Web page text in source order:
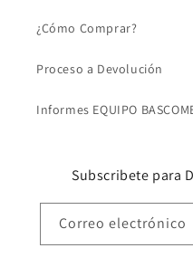
¿Cómo Comprar?
Proceso a Devolución
Informes EQUIPO
Subscribete para
Correo electrónico